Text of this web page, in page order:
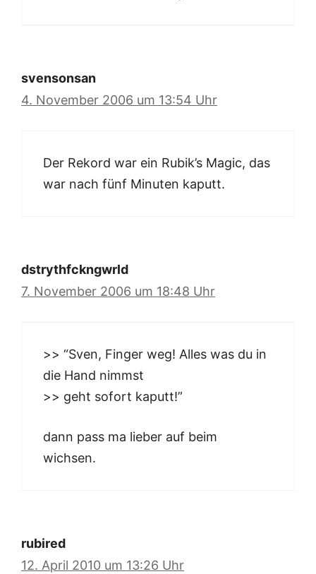
svensonsan
4. November 2006 um 13:54 Uhr
Der Rekord war ein Rubik’s Magic, das
war nach fünf Minuten kaputt.
dstrythfckngwrld
7. November 2006 um 18:48 Uhr
>> “Sven, Finger weg! Alles was du in
die Hand nimmst
>> geht sofort kaputt!”
dann pass ma lieber auf beim
wichsen.
rubired
12. April 2010 um 13:26 Uhr